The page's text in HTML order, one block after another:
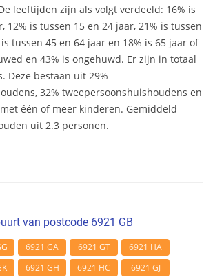
leeftijden zijn als volgt verdeeld: 16% is
12% is tussen 15 en 24 jaar, 21% is tussen
tussen 45 en 64 jaar en 18% is 65 jaar of
en 43% is ongehuwd. Er zijn in totaal
Deze bestaan uit 29%
32% tweepersoonshuishoudens en
één of meer kinderen. Gemiddeld
uit 2.3 personen.
van postcode 6921 GB
6921 GA 6921 GT
6921 HA
6921 GH 6921 HC
6921 GJ